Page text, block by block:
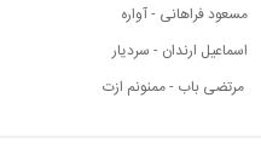
مسعود فراهانی - آواره
اسماعیل ارندان - سردیار
مرتضی باب - ممنونم ازت